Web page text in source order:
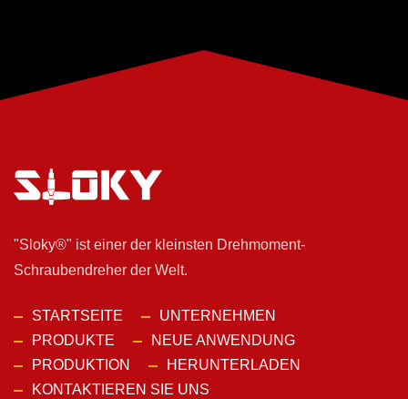
"Sloky®" ist einer der kleinsten Drehmoment-
Schraubendreher der Welt.
STARTSEITE
UNTERNEHMEN
PRODUKTE
NEUE ANWENDUNG
PRODUKTION
HERUNTERLADEN
KONTAKTIEREN SIE UNS